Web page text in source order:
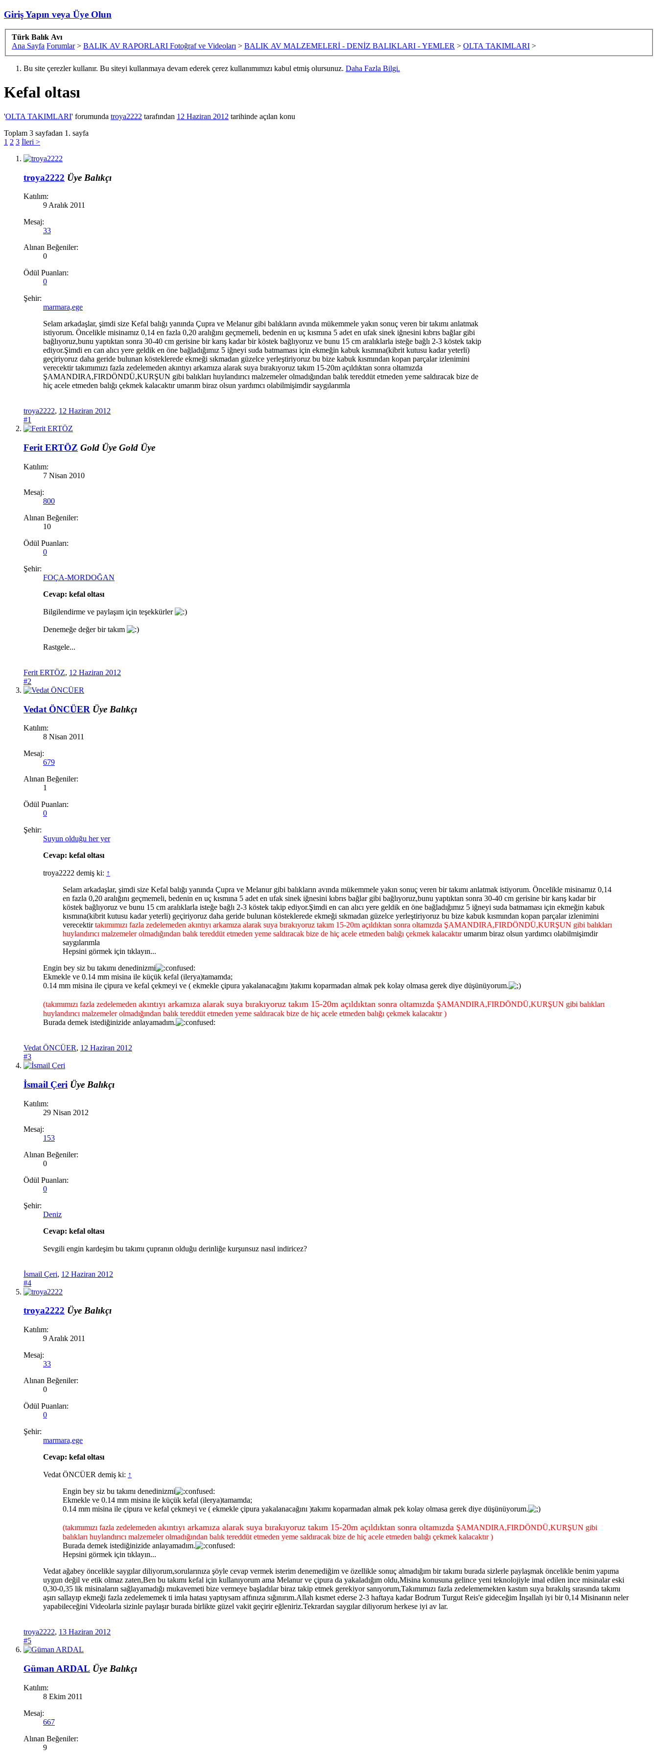
Giriş Yapın veya Üye Olun
Türk Balık Avı
Ana Sayfa Forumlar > BALIK AV RAPORLARI Fotoğraf ve Videoları > BALIK AV MALZEMELERİ - DENİZ BALIKLARI - YEMLER > OLTA TAKIMLARI >
Bu site çerezler kullanır. Bu siteyi kullanmaya devam ederek çerez kullanımımızı kabul etmiş olursunuz. Daha Fazla Bilgi.
Kefal oltası
'OLTA TAKIMLARI' forumunda troya2222 tarafından 12 Haziran 2012 tarihinde açılan konu
Toplam 3 sayfadan 1. sayfa
1 2 3 İleri >
troya2222 Üye Balıkçı
Katılım:
9 Aralık 2011
Mesaj:
33
Alınan Beğeniler:
0
Ödül Puanları:
0
Şehir:
marmara,ege
Selam arkadaşlar, şimdi size Kefal balığı yanında Çupra ve Melanur gibi balıkların avında mükemmele yakın sonuç veren bir takımı anlatmak
istiyorum. Öncelikle misinamız 0,14 en fazla 0,20 aralığını geçmemeli, bedenin en uç kısmına 5 adet en ufak sinek iğnesini kıbrıs bağlar gibi
bağlıyoruz,bunu yaptıktan sonra 30-40 cm gerisine bir karış kadar bir köstek bağlıyoruz ve bunu 15 cm aralıklarla isteğe bağlı 2-3 köstek takip
ediyor.Şimdi en can alıcı yere geldik en öne bağladığımız 5 iğneyi suda batmaması için ekmeğin kabuk kısmına(kibrit kutusu kadar yeterli)
geçiriyoruz daha geride bulunan kösteklerede ekmeği sıkmadan güzelce yerleştiriyoruz bu bize kabuk kısmından kopan parçalar izlenimini
verecektir takımımızı fazla zedelemeden akıntıyı arkamıza alarak suya bırakıyoruz takım 15-20m açıldıktan sonra oltamızda
ŞAMANDIRA,FIRDÖNDÜ,KURŞUN gibi balıkları huylandırıcı malzemeler olmadığından balık tereddüt etmeden yeme saldıracak bize de
hiç acele etmeden balığı çekmek kalacaktır umarım biraz olsun yardımcı olabilmişimdir saygılarımla
troya2222, 12 Haziran 2012
#1
Ferit ERTÖZ Gold Üye Gold Üye
Katılım:
7 Nisan 2010
Mesaj:
800
Alınan Beğeniler:
10
Ödül Puanları:
0
Şehir:
FOÇA-MORDOĞAN
Cevap: kefal oltası
Bilgilendirme ve paylaşım için teşekkürler
Denemeğe değer bir takım
Rastgele...
Ferit ERTÖZ, 12 Haziran 2012
#2
Vedat ÖNCÜER Üye Balıkçı
Katılım:
8 Nisan 2011
Mesaj:
679
Alınan Beğeniler:
1
Ödül Puanları:
0
Şehir:
Suyun olduğu her yer
Cevap: kefal oltası
troya2222 demiş ki: ↑
Selam arkadaşlar, şimdi size Kefal balığı yanında Çupra ve Melanur gibi balıkların avında mükemmele yakın sonuç veren bir takımı anlatmak istiyorum. Öncelikle misinamız 0,14
en fazla 0,20 aralığını geçmemeli, bedenin en uç kısmına 5 adet en ufak sinek iğnesini kıbrıs bağlar gibi bağlıyoruz,bunu yaptıktan sonra 30-40 cm gerisine bir karış kadar bir
köstek bağlıyoruz ve bunu 15 cm aralıklarla isteğe bağlı 2-3 köstek takip ediyor.Şimdi en can alıcı yere geldik en öne bağladığımız 5 iğneyi suda batmaması için ekmeğin kabuk
kısmına(kibrit kutusu kadar yeterli) geçiriyoruz daha geride bulunan kösteklerede ekmeği sıkmadan güzelce yerleştiriyoruz bu bize kabuk kısmından kopan parçalar izlenimini
verecektirtakımımızı fazla zedelemeden akıntıyı arkamıza alarak suya bırakıyoruz takım 15-20m açıldıktan sonra oltamızda ŞAMANDIRA,FIRDÖNDÜ,KURŞUN gibi balıkları
huylandırıcı malzemeler olmadığından balık tereddüt etmeden yeme saldıracak bize de hiç acele etmeden balığı çekmek kalacaktırumarım biraz olsun yardımcı olabilmişimdir
saygılarımla
Hepsini görmek için tıklayın...
Engin bey siz bu takımı denedinizmi
Ekmekle ve 0.14 mm misina ile küçük kefal (ilerya)tamamda;
0.14 mm misina ile çipura ve kefal çekmeyi ve ( ekmekle çipura yakalanacağını )takımı koparmadan almak pek kolay olmasa gerek diye düşünüyorum.
(takımımızı fazla zedelemeden akıntıyı arkamıza alarak suya bırakıyoruz takım 15-20m açıldıktan sonra oltamızda ŞAMANDIRA,FIRDÖNDÜ,KURŞUN gibi balıkları
huylandırıcı malzemeler olmadığından balık tereddüt etmeden yeme saldıracak bize de hiç acele etmeden balığı çekmek kalacaktır )
Burada demek istediğinizide anlayamadım.
Vedat ÖNCÜER, 12 Haziran 2012
#3
İsmail Çeri Üye Balıkçı
Katılım:
29 Nisan 2012
Mesaj:
153
Alınan Beğeniler:
0
Ödül Puanları:
0
Şehir:
Deniz
Cevap: kefal oltası
Sevgili engin kardeşim bu takımı çupranın olduğu derinliğe kurşunsuz nasıl indiricez?
İsmail Çeri, 12 Haziran 2012
#4
troya2222 Üye Balıkçı
Katılım:
9 Aralık 2011
Mesaj:
33
Alınan Beğeniler:
0
Ödül Puanları:
0
Şehir:
marmara,ege
Cevap: kefal oltası
Vedat ÖNCÜER demiş ki: ↑
Engin bey siz bu takımı denedinizmi
Ekmekle ve 0.14 mm misina ile küçük kefal (ilerya)tamamda;
0.14 mm misina ile çipura ve kefal çekmeyi ve ( ekmekle çipura yakalanacağını )takımı koparmadan almak pek kolay olmasa gerek diye düşünüyorum.
(takımımızı fazla zedelemeden akıntıyı arkamıza alarak suya bırakıyoruz takım 15-20m açıldıktan sonra oltamızda ŞAMANDIRA,FIRDÖNDÜ,KURŞUN gibi
balıkları huylandırıcı malzemeler olmadığından balık tereddüt etmeden yeme saldıracak bize de hiç acele etmeden balığı çekmek kalacaktır )
Burada demek istediğinizide anlayamadım.
Hepsini görmek için tıklayın...
Vedat ağabey öncelikle saygılar diliyorum,sorularınıza şöyle cevap vermek isterim denemediğim ve özellikle sonuç almadığım bir takımı burada sizlerle paylaşmak öncelikle benim yapıma
uygun değil ve etik olmaz zaten,Ben bu takımı kefal için kullanıyorum ama Melanur ve çipura da yakaladığım oldu,Misina konusuna gelince yeni teknolojiyle imal edilen ince misinalar eski
0,30-0,35 lik misinaların sağlayamadığı mukavemeti bize vermeye başladılar biraz takip etmek gerekiyor sanıyorum,Takımımızı fazla zedelememekten kastım suya bırakılış sırasında takımı
aşırı sallayıp ekmeği fazla zedelememek ti imla hatası yaptıysam affınıza sığınırım.Allah kısmet ederse 2-3 haftaya kadar Bodrum Turgut Reis'e gideceğim İnşallah iyi bir 0,14 Misinanın neler
yapabileceğini Videolarla sizinle paylaşır burada birlikte güzel vakit geçirir eğleniriz.Tekrardan saygılar diliyorum herkese iyi av lar.
troya2222, 13 Haziran 2012
#5
Güman ARDAL Üye Balıkçı
Katılım:
8 Ekim 2011
Mesaj:
667
Alınan Beğeniler:
9